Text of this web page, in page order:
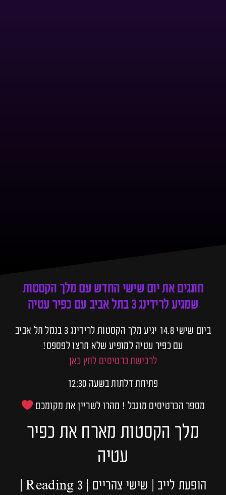
חוגגים את יום שישי החדש עם מלך הקסטות
שמגיע לרידינג 3 בתל אביב עם כפיר עטיה
ביום שישי 14.8 יגיע מלך הקסטות לרידינג 3 בנמל תל אביב
עם כפיר עטיה למופיע שלא תרצו לפספס!
לרכישת כרטיסים לחץ כאן
פתיחת דלתות בשעה 12:30
מספר הכרטיסים מוגבל ! מהרו לשריין את מקומכם
מלך הקסטות מארח את כפיר
עטיה